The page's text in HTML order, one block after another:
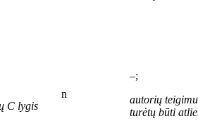
C lygis
n
–;
autorių
turėtų būti